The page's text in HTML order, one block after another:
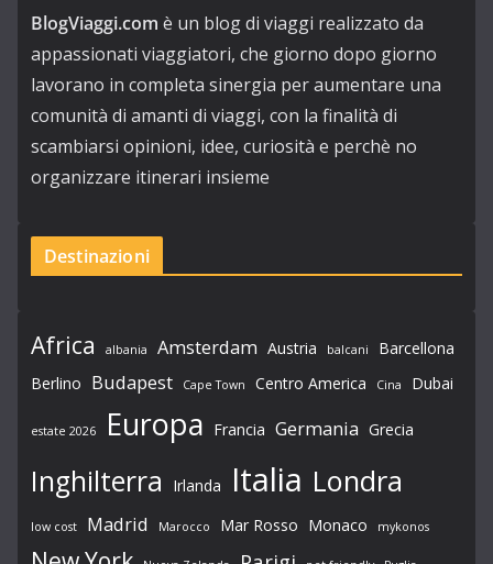
BlogViaggi.com è un blog di viaggi realizzato da
appassionati viaggiatori, che giorno dopo giorno
lavorano in completa sinergia per aumentare una
comunità di amanti di viaggi, con la finalità di
scambiarsi opinioni, idee, curiosità e perchè no
organizzare itinerari insieme
Destinazioni
Africa albania Amsterdam Austria balcani
Barcellona
Berlino Budapest Cape Town Centro America Cina Dubai
estate 2026 Europa Francia Germania Grecia
Inghilterra Irlanda Italia Londra
low cost Madrid Marocco Mar Rosso Monaco mykonos